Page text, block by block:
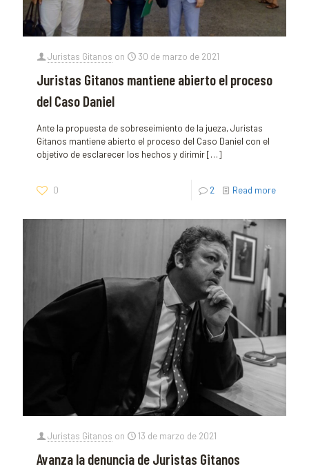
Juristas Gitanos on 30 de marzo de 2021
Juristas Gitanos mantiene abierto el proceso
del Caso Daniel
Ante la propuesta de sobreseimiento de la jueza, Juristas
Gitanos mantiene abierto el proceso del Caso Daniel con el
objetivo de esclarecer los hechos y dirimir[…]
0 2 Read more
Juristas Gitanos on 13 de marzo de 2021
Avanza la denuncia de Juristas Gitanos